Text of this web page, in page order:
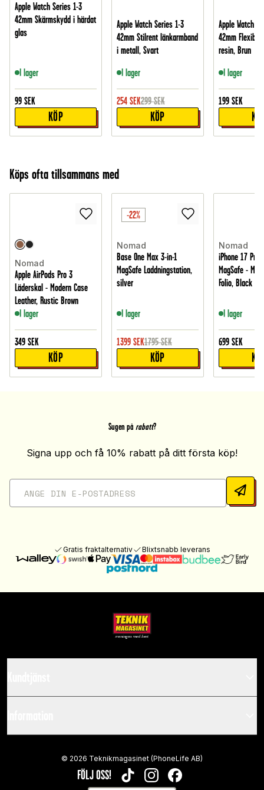
Apple Watch Series 1-3
42mm Skärmskydd i härdat
glas
I lager
99 SEK
KÖP
Apple Watch Series 1-3
42mm Stilrent länkarmband
i metall, Svart
I lager
254 SEK299 SEK
KÖP
Apple Watch
42mm
resin, Brun
I lager
199 SEK
Köps ofta tillsammans med
Nomad
Apple AirPods Pro 3
Läderskal - Modern Case
Leather, Rustic Brown
I lager
349 SEK
KÖP
-22%
Nomad
Base One Max 3-in-1
MagSafe Laddningstation,
silver
I lager
1399 SEK1795 SEK
KÖP
Nomad
iPhone 17 Pro
MagSafe -
Folio, Black
I lager
699 SEK
Sugen på rabatt?
Signa upp och få 10% rabatt på ditt första köp!
Gratis fraktalternativ Blixtsnabb leverans
FÖLJ OSS! TIKTOKINSTAGRAMFACEBOOK
© 2026 Teknikmagasinet (PhoneLife AB)